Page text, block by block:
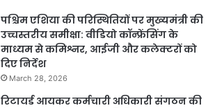
पश्चिम एशिया की परिस्थितियों पर मुख्यमंत्री की
उच्चस्तरीय समीक्षा: वीडियो कॉन्फ्रेंसिंग के
माध्यम से कमिश्नर, आईजी और कलेक्टरों को
दिए निर्देश
March 28, 2026
रिटायर्ड आयकर कर्मचारी अधिकारी संगठन की